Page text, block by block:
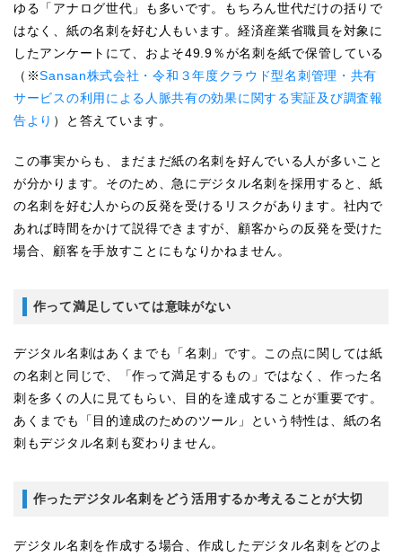
ゆる「アナログ世代」も多いです。もちろん世代だけの括りで
はなく、紙の名刺を好む人もいます。経済産業省職員を対象に
したアンケートにて、およそ49.9％が名刺を紙で保管している
（※Sansan株式会社・令和３年度クラウド型名刺管理・共有
サービスの利用による人脈共有の効果に関する実証及び調査報
告より ）と答えています。
この事実からも、まだまだ紙の名刺を好んでいる人が多いこと
が分かります。そのため、急にデジタル名刺を採用すると、紙
の名刺を好む人からの反発を受けるリスクがあります。社内で
あれば時間をかけて説得できますが、顧客からの反発を受けた
場合、顧客を手放すことにもなりかねません。
作って満足していては意味がない
デジタル名刺はあくまでも「名刺」です。この点に関しては紙
の名刺と同じで、「作って満足するもの」ではなく、作った名
刺を多くの人に見てもらい、目的を達成することが重要です。
あくまでも「目的達成のためのツール」という特性は、紙の名
刺もデジタル名刺も変わりません。
作ったデジタル名刺をどう活用するか考えることが大切
デジタル名刺を作成する場合、作成したデジタル名刺をどのよ